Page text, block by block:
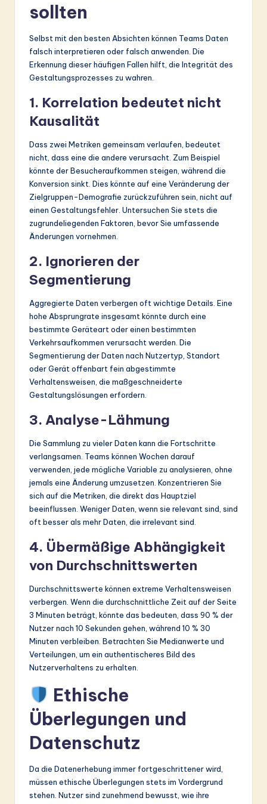
sollten
Selbst mit den besten Absichten können Teams Daten
falsch interpretieren oder falsch anwenden. Die
Erkennung dieser häufigen Fallen hilft, die Integrität des
Gestaltungsprozesses zu wahren.
1. Korrelation bedeutet nicht
Kausalität
Dass zwei Metriken gemeinsam verlaufen, bedeutet
nicht, dass eine die andere verursacht. Zum Beispiel
könnte der Besucheraufkommen steigen, während die
Konversion sinkt. Dies könnte auf eine Veränderung der
Zielgruppen-Demografie zurückzuführen sein, nicht auf
einen Gestaltungsfehler. Untersuchen Sie stets die
zugrundeliegenden Faktoren, bevor Sie umfassende
Änderungen vornehmen.
2. Ignorieren der
Segmentierung
Aggregierte Daten verbergen oft wichtige Details. Eine
hohe Absprungrate insgesamt könnte durch eine
bestimmte Geräteart oder einen bestimmten
Verkehrsaufkommen verursacht werden. Die
Segmentierung der Daten nach Nutzertyp, Standort
oder Gerät offenbart fein abgestimmte
Verhaltensweisen, die maßgeschneiderte
Gestaltungslösungen erfordern.
3. Analyse-Lähmung
Die Sammlung zu vieler Daten kann die Fortschritte
verlangsamen. Teams können Wochen darauf
verwenden, jede mögliche Variable zu analysieren, ohne
jemals eine Änderung umzusetzen. Konzentrieren Sie
sich auf die Metriken, die direkt das Hauptziel
beeinflussen. Weniger Daten, wenn sie relevant sind, sind
oft besser als mehr Daten, die irrelevant sind.
4. Übermäßige Abhängigkeit
von Durchschnittswerten
Durchschnittswerte können extreme Verhaltensweisen
verbergen. Wenn die durchschnittliche Zeit auf der Seite
3 Minuten beträgt, könnte das bedeuten, dass 90 % der
Nutzer nach 10 Sekunden gehen, während 10 % 30
Minuten verbleiben. Betrachten Sie Medianwerte und
Verteilungen, um ein authentischeres Bild des
Nutzerverhaltens zu erhalten.
Ethische
Überlegungen und
Datenschutz
Da die Datenerhebung immer fortgeschrittener wird,
müssen ethische Überlegungen stets im Vordergrund
stehen. Nutzer sind zunehmend bewusst, wie ihre